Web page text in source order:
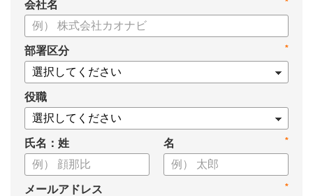
こちらの資料では、
・人事評価システムが必要な企業の特徴
・導入検討に必要な3つの視点
・7つの選定ポイント
についてまとめましたので、ぜひお役立てください。
*
会社名
*
部署区分
役職
氏名：姓 *
名
*
メールアドレス